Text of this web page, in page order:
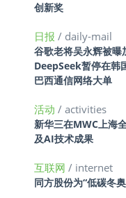
创新奖
日报 / daily-mail
谷歌老将吴永辉被曝
DeepSeek暂停在韩
巴西通信网络大单
活动 / activities
新华三在MWC上海
及AI技术成果
互联网 / internet
同方股份为“低碳冬